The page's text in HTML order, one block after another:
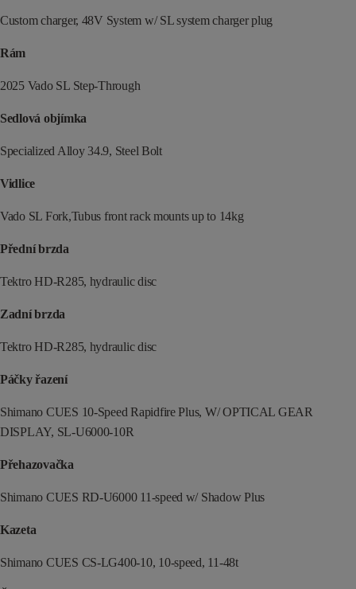
Custom charger, 48V System w/ SL system charger plug
Rám
2025 Vado SL Step-Through
Sedlová objímka
Specialized Alloy 34.9, Steel Bolt
Vidlice
Vado SL Fork,Tubus front rack mounts up to 14kg
Přední brzda
Tektro HD-R285, hydraulic disc
Zadní brzda
Tektro HD-R285, hydraulic disc
Páčky řazení
Shimano CUES 10-Speed Rapidfire Plus, W/ OPTICAL GEAR
DISPLAY, SL-U6000-10R
Přehazovačka
Shimano CUES RD-U6000 11-speed w/ Shadow Plus
Kazeta
Shimano CUES CS-LG400-10, 10-speed, 11-48t